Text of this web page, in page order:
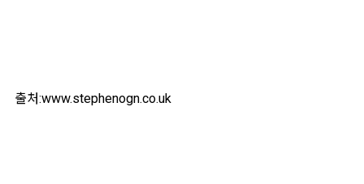
출처:www.stephenogn.co.uk